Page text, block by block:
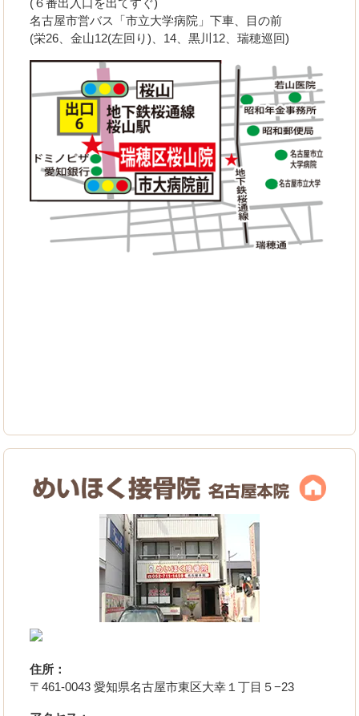
(６番出入口を出てすぐ)
名古屋市営バス「市立大学病院」下車、目の前
(栄26、金山12(左回り)、14、黒川12、瑞穂巡回)
住所：
〒461-0043 愛知県名古屋市東区大幸１丁目５−23